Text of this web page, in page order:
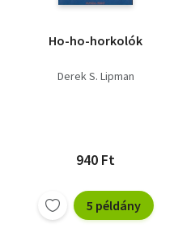
Ho-ho-horkolók
Derek S. Lipman
940 Ft
5 példány